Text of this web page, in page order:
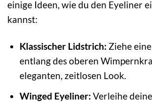
einige Ideen, wie du den Eyeliner
kannst:
Klassischer Lidstrich: Ziehe
entlang des oberen
eleganten, zeitlosen Look.
Winged Eyeliner: Verleihe